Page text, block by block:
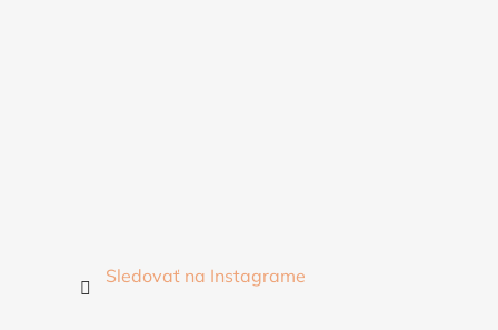
Sledovať na Instagrame